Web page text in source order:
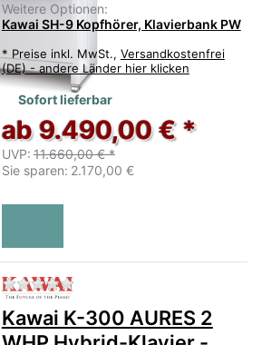
Weitere Optionen:
Kawai SH-9 Kopfhörer, Klavierbank PW
* Preise inkl. MwSt., Versandkostenfrei
(DE) - andere Länder hier klicken
Sofort lieferbar
ab 9.490,00 € *
UVP: 11.660,00 € *
Sie sparen: 2.170,00 €
Zu diesem Produkt liegen
Kawai K-300 AURES 2